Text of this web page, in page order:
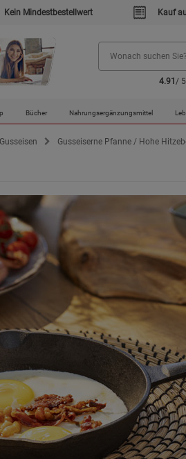
Kein Mindestbestellwert Kauf
4.91 /
Bücher Nahrungsergänzungsmittel
Gusseisen Gusseiserne Pfanne / Hohe